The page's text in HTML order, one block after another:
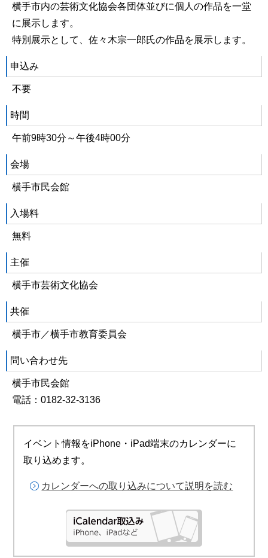
横手市内の芸術文化協会各団体並びに個人の作品を一堂
に展示します。
特別展示として、佐々木宗一郎氏の作品を展示します。
申込み
不要
時間
午前9時30分～午後4時00分
会場
横手市民会館
入場料
無料
主催
横手市芸術文化協会
共催
横手市／横手市教育委員会
問い合わせ先
横手市民会館
電話：0182-32-3136
イベント情報をiPhone・iPad端末のカレンダーに
取り込めます。
カレンダーへの取り込みについて説明を読む